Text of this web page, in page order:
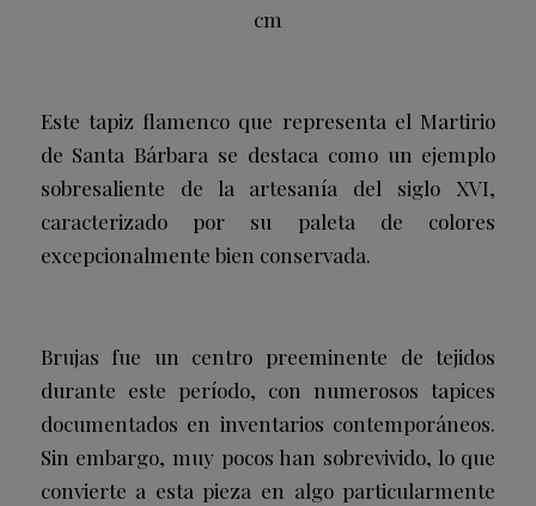
cm
Este tapiz flamenco que representa el Martirio
de Santa Bárbara se destaca como un ejemplo
sobresaliente de la artesanía del siglo XVI,
caracterizado por su paleta de colores
excepcionalmente bien conservada.
Brujas fue un centro preeminente de tejidos
durante este período, con numerosos tapices
documentados en inventarios contemporáneos.
Sin embargo, muy pocos han sobrevivido, lo que
convierte a esta pieza en algo particularmente